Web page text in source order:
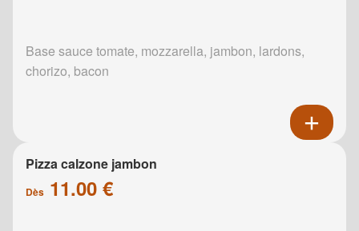
Base sauce tomate, mozzarella, jambon, lardons,
chorizo, bacon
Pizza calzone jambon
Dès 11.00 €